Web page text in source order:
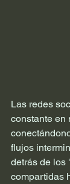
Las redes
constante en
flujos
detrás de los
compartidas